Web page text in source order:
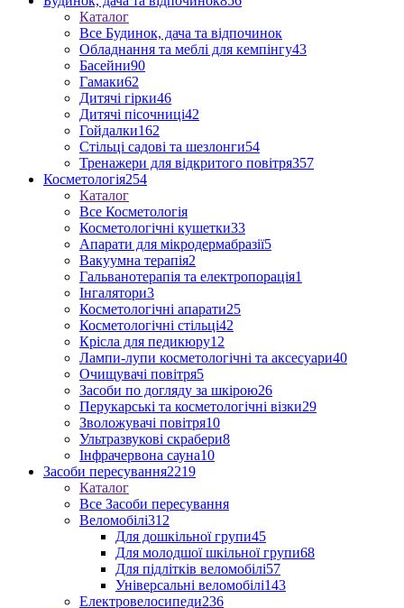
Каталог
Все Будинок, дача та відпочинок
Обладнання та меблі для кемпінгу43
Басейни90
Гамаки62
Дитячі гірки46
Дитячі пісочниці42
Гойдалки162
Стільці садові та шезлонги54
Тренажери для відкритого повітря357
Косметологія254
Каталог
Все Косметологія
Косметологічні кушетки33
Апарати для мікродермабразії5
Вакуумна терапія2
Гальванотерапія та електропорація1
Інгалятори3
Косметологічні апарати25
Косметологічні стільці42
Крісла для педикюру12
Лампи-лупи косметологічні та аксесуари40
Очищувачі повітря5
Засоби по догляду за шкірою26
Перукарські та косметологічні візки29
Зволожувачі повітря10
Ультразвукові скрабери8
Інфрачервона сауна10
Засоби пересування2219
Каталог
Все Засоби пересування
Веломобілі312
Для дошкільної групи45
Для молодшої шкільної групи68
Для підлітків веломобілі57
Універсальні веломобілі143
Електровелосипеди236